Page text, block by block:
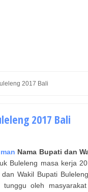
2017 Bali
2017 Bali
Nama Bupati dan
Buleleng masa kerja
Wakil Bupati
oleh